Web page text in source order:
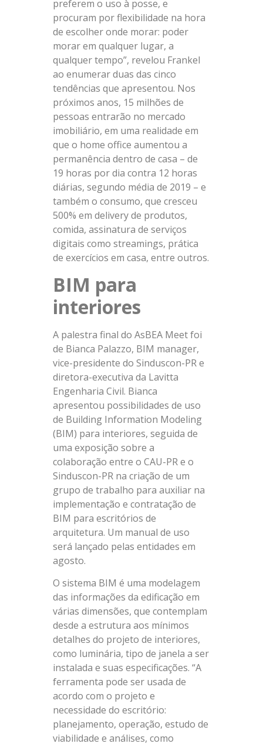
preferem o uso à posse, e
procuram por flexibilidade na hora
de escolher onde morar: poder
morar em qualquer lugar, a
qualquer tempo”, revelou Frankel
ao enumerar duas das cinco
tendências que apresentou. Nos
próximos anos, 15 milhões de
pessoas entrarão no mercado
imobiliário, em uma realidade em
que o home office aumentou a
permanência dentro de casa – de
19 horas por dia contra 12 horas
diárias, segundo média de 2019 – e
também o consumo, que cresceu
500% em delivery de produtos,
comida, assinatura de serviços
digitais como streamings, prática
de exercícios em casa, entre outros.
BIM para
interiores
A palestra final do AsBEA Meet foi
de Bianca Palazzo, BIM manager,
vice-presidente do Sinduscon-PR e
diretora-executiva da Lavitta
Engenharia Civil. Bianca
apresentou possibilidades de uso
de Building Information Modeling
(BIM) para interiores, seguida de
uma exposição sobre a
colaboração entre o CAU-PR e o
Sinduscon-PR na criação de um
grupo de trabalho para auxiliar na
implementação e contratação de
BIM para escritórios de
arquitetura. Um manual de uso
será lançado pelas entidades em
agosto.
O sistema BIM é uma modelagem
das informações da edificação em
várias dimensões, que contemplam
desde a estrutura aos mínimos
detalhes do projeto de interiores,
como luminária, tipo de janela a ser
instalada e suas especificações. “A
ferramenta pode ser usada de
acordo com o projeto e
necessidade do escritório:
planejamento, operação, estudo de
viabilidade e análises, como